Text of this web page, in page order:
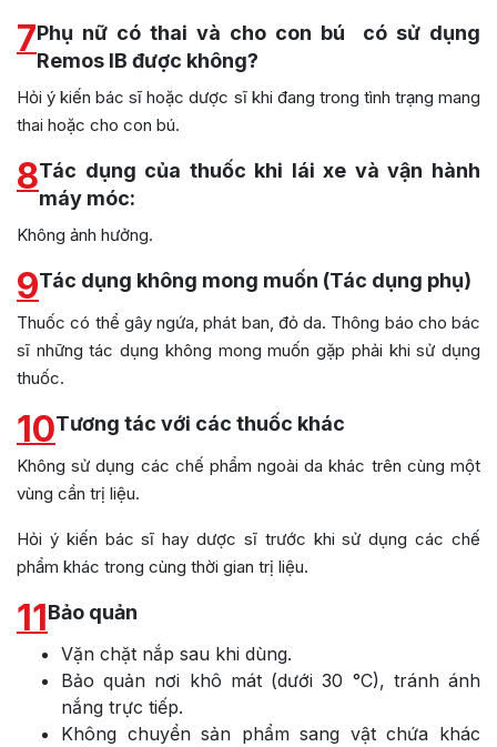
7Phụ nữ có thai và cho con bú có sử dụng
Remos IB được không?
Hỏi ý kiến bác sĩ hoặc dược sĩ khi đang trong tình trạng mang
thai hoặc cho con bú.
8Tác dụng của thuốc khi lái xe và vận hành
máy móc:
Không ảnh hưởng.
9Tác dụng không mong muốn (Tác dụng phụ)
Thuốc có thể gây ngứa, phát ban, đỏ da. Thông báo cho bác
sĩ những tác dụng không mong muốn gặp phải khi sử dụng
thuốc.
10Tương tác với các thuốc khác
Không sử dụng các chế phẩm ngoài da khác trên cùng một
vùng cần trị liệu.
Hỏi ý kiến bác sĩ hay dược sĩ trước khi sử dụng các chế
phẩm khác trong cùng thời gian trị liệu.
11Bảo quản
Vặn chặt nắp sau khi dùng.
Bảo quản nơi khô mát (dưới 30 °C), tránh ánh
nắng trực tiếp.
Không chuyển sản phẩm sang vật chứa khác